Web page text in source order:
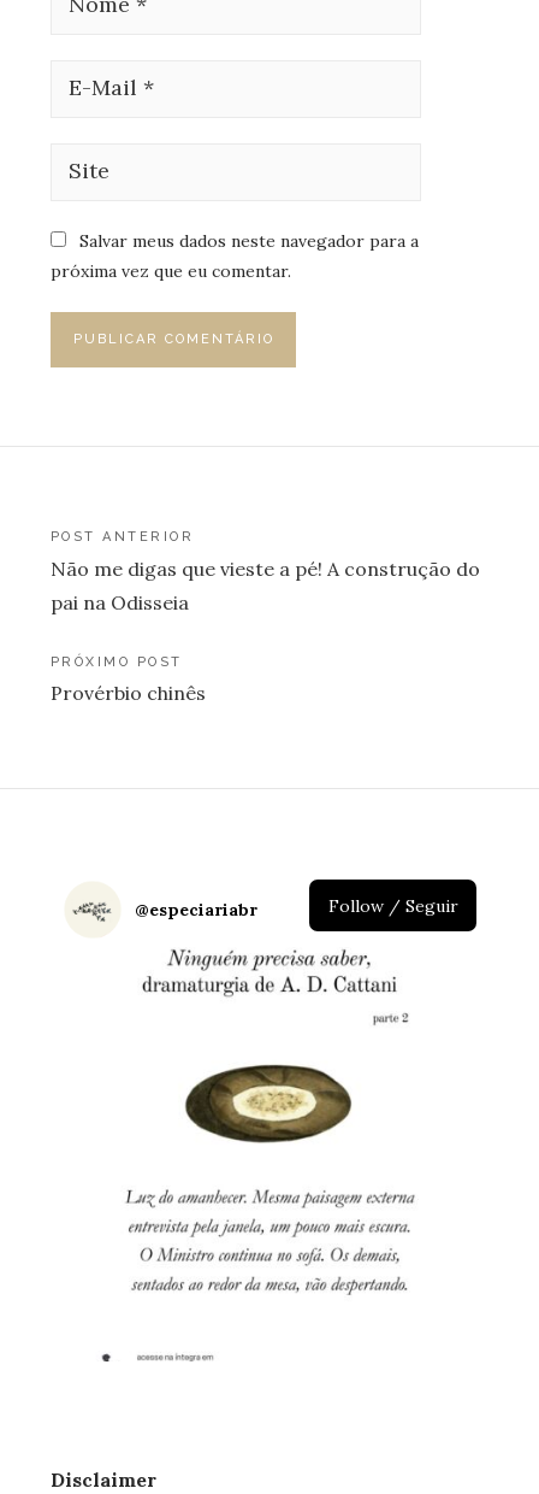
Salvar meus dados neste navegador para a
próxima vez que eu comentar.
Navegação
de
POST ANTERIOR
Não me digas que vieste a pé! A construção do
pai na Odisseia
PRÓXIMO POST
Provérbio chinês
@especiariabr Follow / Seguir
Disclaimer